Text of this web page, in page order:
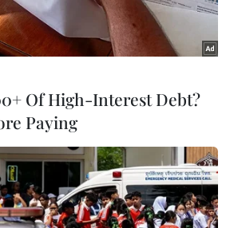
đe dọa trở lại các khu
giáp
Of High-Interest Debt?
Paying